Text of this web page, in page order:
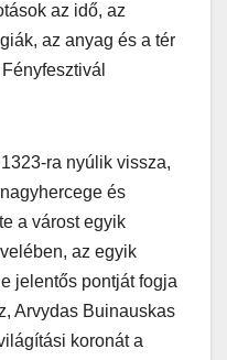
az idő, az
az anyag és a tér
ra nyúlik vissza,
és
a várost egyik
az egyik
jelentős pontját fogja
Arvydas Buinauskas
koronát a